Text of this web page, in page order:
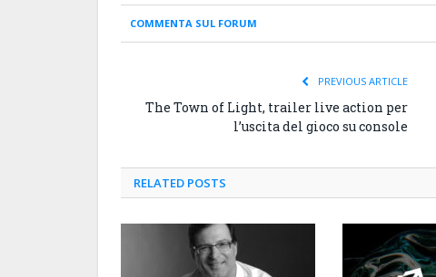
COMMENTA SUL FORUM
PREVIOUS ARTICLE
The Town of Light, trailer live action per
l’uscita del gioco su console
RELATED POSTS